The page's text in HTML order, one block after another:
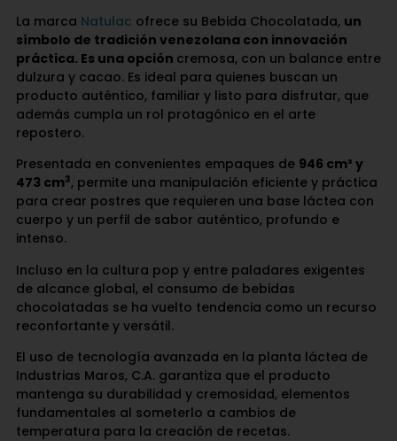
La marca Natulac ofrece su Bebida Chocolatada, un
símbolo de tradición venezolana con innovación
práctica. Es una opción cremosa, con un balance entre
dulzura y cacao. Es ideal para quienes buscan un
producto auténtico, familiar y listo para disfrutar, que
además cumpla un rol protagónico en el arte
repostero.
Presentada en convenientes empaques de 946 cm³ y
473 cm3, permite una manipulación eficiente y práctica
para crear postres que requieren una base láctea con
cuerpo y un perfil de sabor auténtico, profundo e
intenso.
Incluso en la cultura pop y entre paladares exigentes
de alcance global, el consumo de bebidas
chocolatadas se ha vuelto tendencia como un recurso
reconfortante y versátil.
El uso de tecnología avanzada en la planta láctea de
Industrias Maros, C.A. garantiza que el producto
mantenga su durabilidad y cremosidad, elementos
fundamentales al someterlo a cambios de
temperatura para la creación de recetas.